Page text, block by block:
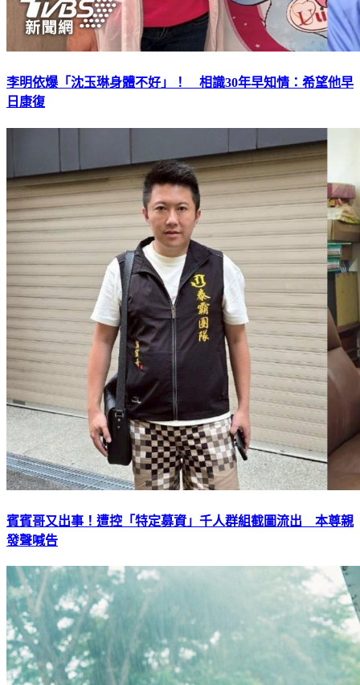
李明依爆「沈玉琳身體不好」！ 相識30年早知情：希望他早
日康復
賓賓哥又出事！遭控「特定募資」千人群組截圖流出 本尊親
發聲喊告